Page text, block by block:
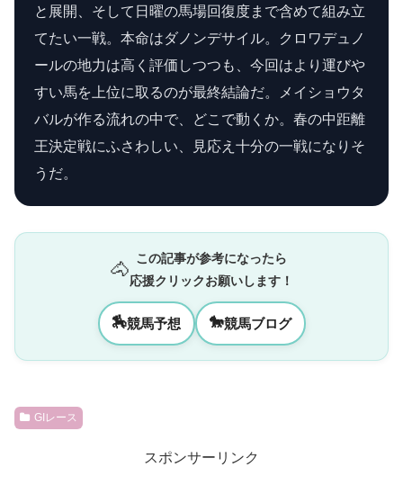
と展開、そして日曜の馬場回復度まで含めて組み立
てたい一戦。本命はダノンデサイル。クロワデュノ
ールの地力は高く評価しつつも、今回はより運びや
すい馬を上位に取るのが最終結論だ。メイショウタ
バルが作る流れの中で、どこで動くか。春の中距離
王決定戦にふさわしい、見応え十分の一戦になりそ
うだ。
🐴
この記事が参考になったら
応援クリックお願いします！
🏇競馬予想 🐎競馬ブログ
GIレース
スポンサーリンク